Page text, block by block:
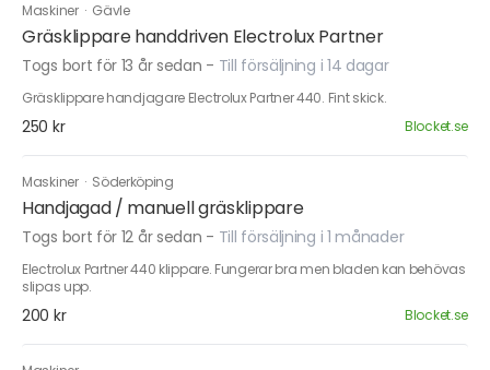
Maskiner · Gävle
Gräsklippare handdriven Electrolux Partner
Togs bort för 13 år sedan - Till försäljning i 14 dagar
Gräsklippare handjagare Electrolux Partner 440. Fint skick.
250 kr Blocket.se
Maskiner · Söderköping
Handjagad / manuell gräsklippare
Togs bort för 12 år sedan - Till försäljning i 1 månader
Electrolux Partner 440 klippare. Fungerar bra men bladen kan behövas
slipas upp.
200 kr Blocket.se